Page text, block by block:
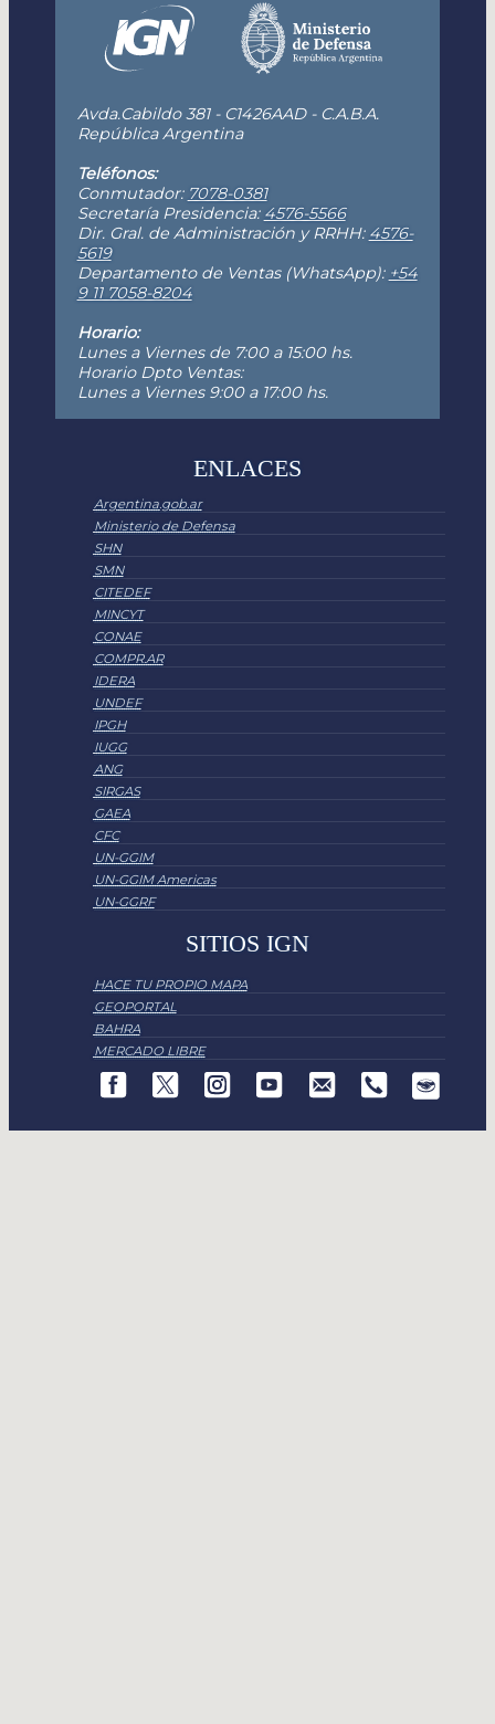
Avda.Cabildo 381 - C1426AAD - C.A.B.A.
República Argentina
Teléfonos:
Conmutador: 7078-0381
Secretaría Presidencia: 4576-5566
Dir. Gral. de Administración y RRHH: 4576-
5619
Departamento de Ventas (WhatsApp): +54
9 11 7058-8204
Horario:
Lunes a Viernes de 7:00 a 15:00 hs.
Horario Dpto Ventas:
Lunes a Viernes 9:00 a 17:00 hs.
ENLACES
Argentina.gob.ar
Ministerio de Defensa
SHN
SMN
CITEDEF
MINCYT
CONAE
COMPR.AR
IDERA
UNDEF
IPGH
IUGG
ANG
SIRGAS
GAEA
CFC
UN-GGIM
UN-GGIM Americas
UN-GGRF
SITIOS IGN
HACE TU PROPIO MAPA
GEOPORTAL
BAHRA
MERCADO LIBRE